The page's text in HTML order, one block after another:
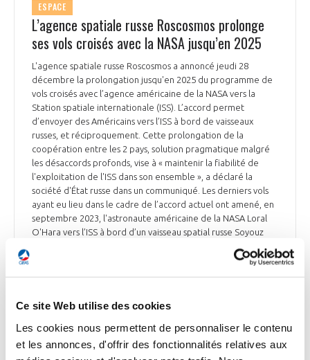
Ce site Web utilise des cookies
Les cookies nous permettent de personnaliser le contenu
et les annonces, d'offrir des fonctionnalités relatives aux
ESPACE
L’agence spatiale russe Roscosmos prolonge
ses vols croisés avec la NASA jusqu’en 2025
L'agence spatiale russe Roscosmos a annoncé jeudi 28
décembre la prolongation jusqu'en 2025 du programme de
vols croisés avec l’agence américaine de la NASA vers la
Station spatiale internationale (ISS). L’accord permet
d’envoyer des Américains vers l’ISS à bord de vaisseaux
russes, et réciproquement. Cette prolongation de la
coopération entre les 2 pays, solution pragmatique malgré
les désaccords profonds, vise à « maintenir la fiabilité de
l'exploitation de l'ISS dans son ensemble », a déclaré la
société d'État russe dans un communiqué. Les derniers vols
ayant eu lieu dans le cadre de l’accord actuel ont amené, en
septembre 2023, l'astronaute américaine de la NASA Loral
O'Hara vers l’ISS à bord d’un vaisseau spatial russe Soyouz
7 amenait le cosmonaute de Roscosmos Konstantin Borisov à
en tant que membre de l'équipage de la mission Crew-8. Le
station spatiale internationale (ISS) en janvier 2031. La Russie
espère de son côté mettre en service sa propre station
avant cette date. Elle cherche en effet à se sortir de sa